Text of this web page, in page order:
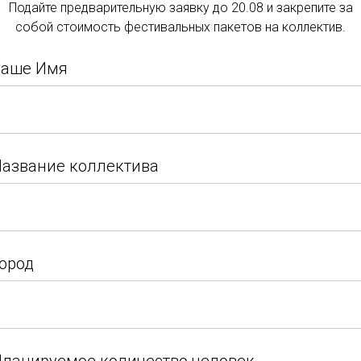
Подать заявку
Подайте предварительную заявку до 20.08 и закрепите за
собой стоимость фестивальных пакетов на коллектив.
Имя
коллектива